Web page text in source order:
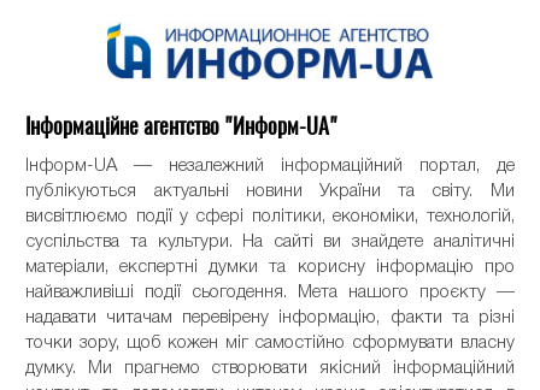
Інформаційне агентство "Информ-UA"
Інформ-UA — незалежний інформаційний портал, де
публікуються актуальні новини України та світу. Ми
висвітлюємо події у сфері політики, економіки, технологій,
суспільства та культури. На сайті ви знайдете аналітичні
матеріали, експертні думки та корисну інформацію про
найважливіші події сьогодення. Мета нашого проєкту —
надавати читачам перевірену інформацію, факти та різні
точки зору, щоб кожен міг самостійно сформувати власну
думку. Ми прагнемо створювати якісний інформаційний